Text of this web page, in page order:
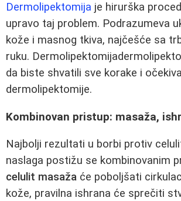
Dermolipektomija je hirurška
upravo taj problem. Podrazumeva
kože i masnog tkiva, najčešće sa
ruku.
da biste shvatili sve korake i
dermolipektomije.
Kombinovan pristup: masaža,
Najbolji rezultati u borbi protiv
naslaga postižu se kombinovanim
celulit masaža će poboljšati
kože, pravilna ishrana će sprečiti